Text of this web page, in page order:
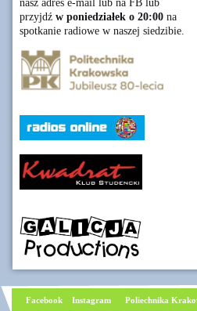
nasz adres e-mail lub na FB lub
przyjdź w poniedziałek o 20:00 na
spotkanie radiowe w naszej siedzibie.
Facebook Instagram Poliechnika